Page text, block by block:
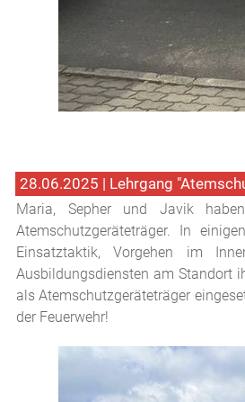
28.06.2025 | Lehrgang
Maria, Sepher und Javik
Atemschutzgeräteträger. In
Einsatztaktik, Vorgehen im
Ausbildungsdiensten am Standort
als Atemschutzgeräteträger
der Feuerwehr!